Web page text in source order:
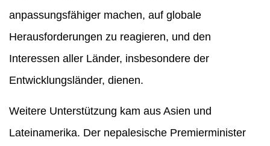
anpassungsfähiger machen, auf globale
Herausforderungen zu reagieren, und den
Interessen aller Länder, insbesondere der
Entwicklungsländer, dienen.
Weitere Unterstützung kam aus Asien und
Lateinamerika. Der nepalesische Premierminister